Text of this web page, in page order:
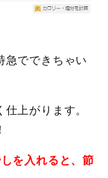
急でできちゃい
上がります。
を入れると、節